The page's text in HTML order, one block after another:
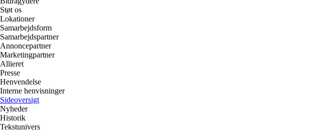
Støt os
Lokationer
Samarbejdsform
Samarbejdspartner
Annoncepartner
Marketingpartner
Allieret
Presse
Henvendelse
Interne henvisninger
Sideoversigt
Nyheder
Historik
Tekstunivers